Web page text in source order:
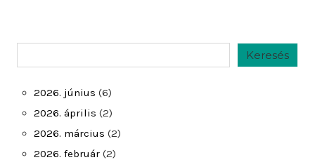
Keresés
2026. június (6)
2026. április (2)
2026. március (2)
2026. február (2)